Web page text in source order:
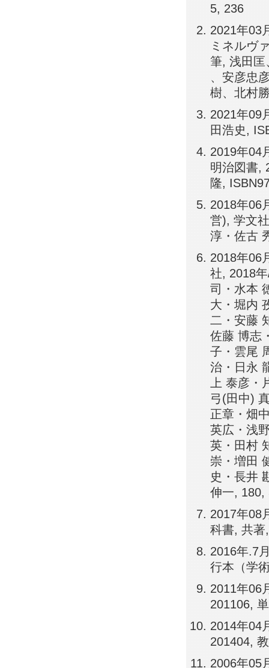
5, 236
2021年03
ミネルヴ
筆, 浅田匡
、安彦忠
樹、北村
2021年09
田浩史,
2019年04
明治図書,
隆,
2018年06
営), 学文
淳・佐古
2018年06
社, 2018
司・水本
大・堀内
二・安藤
佐藤 博志
子・雲尾
治・日永
上 泰彦
弓(田中)
正章・畑
英広・浅
英・田村
崇・増田
史・長井
伸一, 180,
2017年08
科書, 共著
2016年.7
行本（学
2011年06
201106,
2014年04
201404,
2006年05